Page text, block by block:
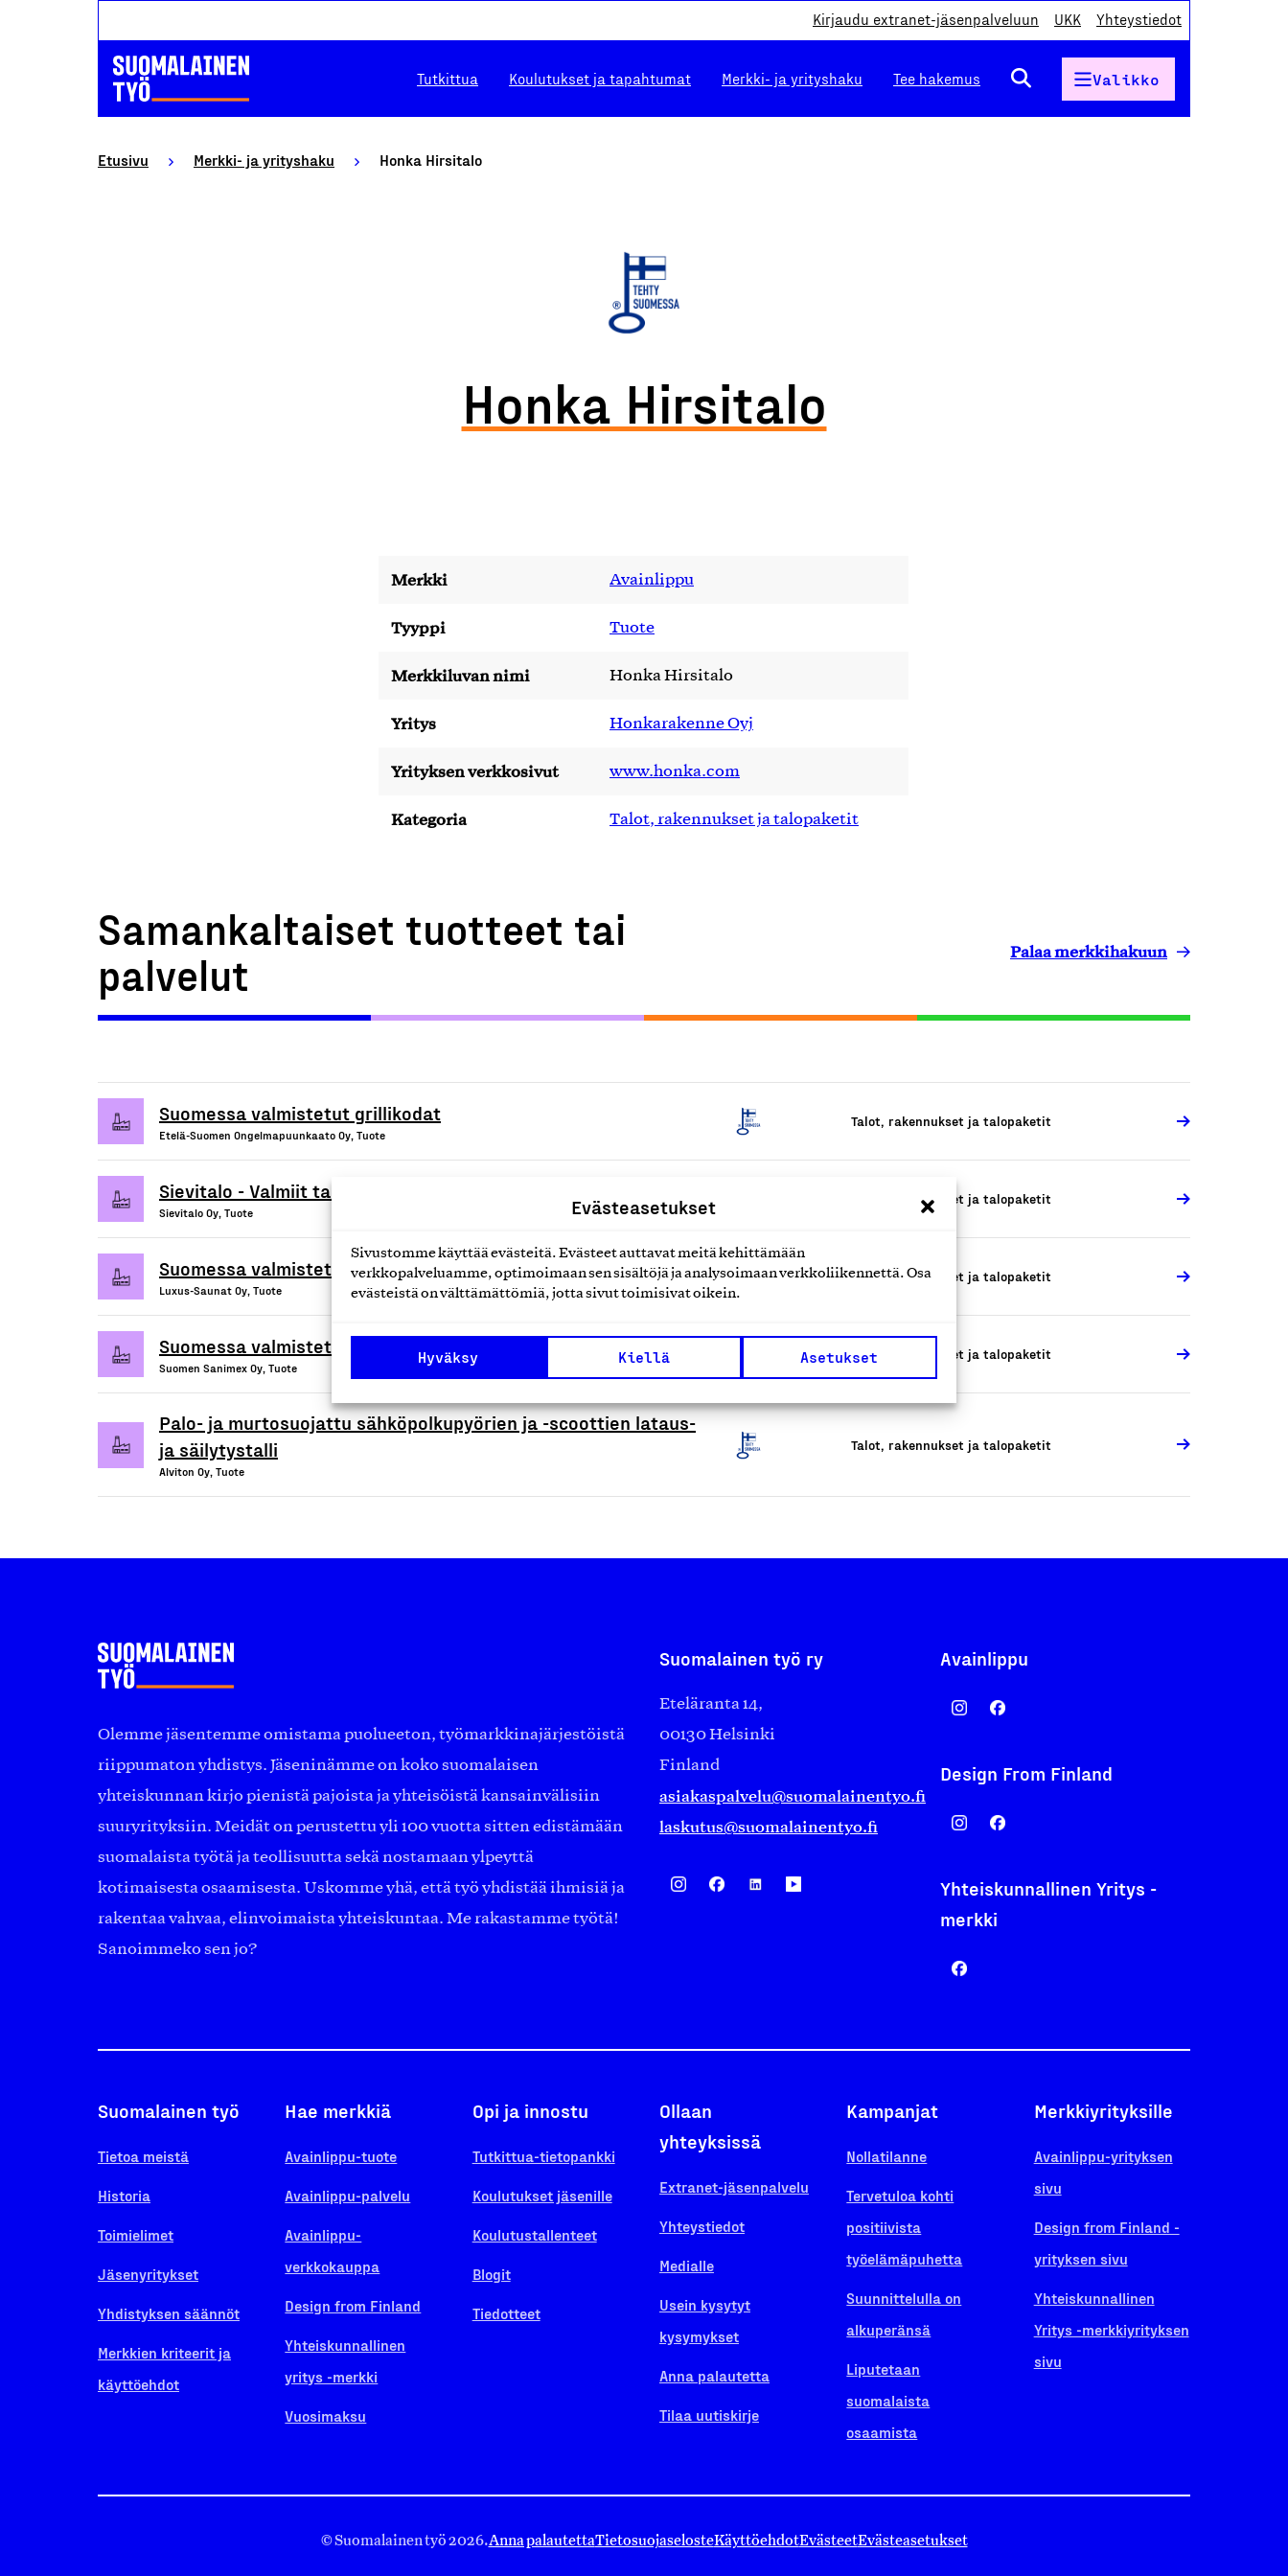
Evästeasetukset
Sivustomme käyttää evästeitä. Evästeet auttavat meitä kehittämään
verkkopalveluamme, optimoimaan sen sisältöjä ja analysoimaan verkkoliikennettä. Osa
evästeistä on välttämättömiä, jotta sivut toimisivat oikein.
Hyväksy Kiellä Asetukset
Kirjaudu extranet-jäsenpalveluun UKK Yhteystiedot
Tutkittua Koulutukset ja tapahtumat Merkki- ja yrityshaku Tee hakemus Valikko
Etusivu Merkki- ja yrityshaku Honka Hirsitalo
Honka Hirsitalo
Merkki Avainlippu
Tyyppi Tuote
Merkkiluvan nimi Honka Hirsitalo
Yritys Honkarakenne Oyj
Yrityksen verkkosivut www.honka.com
Kategoria Talot, rakennukset ja talopaketit
Samankaltaiset tuotteet tai
palvelut
Palaa merkkihakuun
Suomessa valmistetut grillikodat
Etelä-Suomen Ongelmapuunkaato Oy, Tuote
Talot, rakennukset ja talopaketit
Sievitalo - Valmiit talopaketit
Sievitalo Oy, Tuote
Talot, rakennukset ja talopaketit
Suomessa valmistetut, liikuteltavat sauna- ja mökkivaunut
Luxus-Saunat Oy, Tuote
Talot, rakennukset ja talopaketit
Suomessa valmistetut peltiset saniteettitelineet ja -kalusteet
Suomen Sanimex Oy, Tuote
Talot, rakennukset ja talopaketit
Palo- ja murtosuojattu sähköpolkupyörien ja -scoottien lataus-
ja säilytystalli
Alviton Oy, Tuote
Talot, rakennukset ja talopaketit
Olemme jäsentemme omistama puolueeton, työmarkkinajärjestöistä
riippumaton yhdistys. Jäseninämme on koko suomalaisen
yhteiskunnan kirjo pienistä pajoista ja yhteisöistä kansainvälisiin
suuryrityksiin. Meidät on perustettu yli 100 vuotta sitten edistämään
suomalaista työtä ja teollisuutta sekä nostamaan ylpeyttä
kotimaisesta osaamisesta. Uskomme yhä, että työ yhdistää ihmisiä ja
rakentaa vahvaa, elinvoimaista yhteiskuntaa. Me rakastamme työtä!
Sanoimmeko sen jo?
Suomalainen työ ry
Eteläranta 14,
00130 Helsinki
Finland
asiakaspalvelu@suomalainentyo.fi
laskutus@suomalainentyo.fi
Avainlippu
Design From Finland
Yhteiskunnallinen Yritys -
merkki
Suomalainen työ
Tietoa meistä
Historia
Toimielimet
Jäsenyritykset
Yhdistyksen säännöt
Merkkien kriteerit ja
käyttöehdot
Hae merkkiä
Avainlippu-tuote
Avainlippu-palvelu
Avainlippu-
verkkokauppa
Design from Finland
Yhteiskunnallinen
yritys -merkki
Vuosimaksu
Opi ja innostu
Tutkittua-tietopankki
Koulutukset jäsenille
Koulutustallenteet
Blogit
Tiedotteet
Ollaan
yhteyksissä
Extranet-jäsenpalvelu
Yhteystiedot
Medialle
Usein kysytyt
kysymykset
Anna palautetta
Tilaa uutiskirje
Kampanjat
Nollatilanne
Tervetuloa kohti
positiivista
työelämäpuhetta
Suunnittelulla on
alkuperänsä
Liputetaan
suomalaista
osaamista
Merkkiyrityksille
Avainlippu-yrityksen
sivu
Design from Finland -
yrityksen sivu
Yhteiskunnallinen
Yritys -merkkiyrityksen
sivu
© Suomalainen työ 2026.Anna palautettaTietosuojaselosteKäyttöehdotEvästeetEvästeasetukset